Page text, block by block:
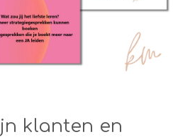
klanten en